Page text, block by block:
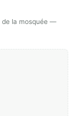
de la mosquée —